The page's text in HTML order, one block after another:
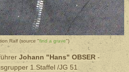
Ralf (source "find a grave")
Johann "Hans" OBSER -
1.Staffel /JG 51